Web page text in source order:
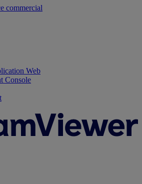
commercial
Web
Console